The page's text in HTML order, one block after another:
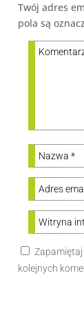
Twój adres
pola są
kolejnych